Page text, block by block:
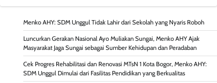
Menko AHY: SDM Unggul Tidak Lahir dari Sekolah yang Nyaris Roboh
Luncurkan Gerakan Nasional Ayo Muliakan Sungai, Menko AHY Ajak
Masyarakat Jaga Sungai sebagai Sumber Kehidupan dan Peradaban
Cek Progres Rehabilitasi dan Renovasi MTsN 1 Kota Bogor, Menko AHY:
SDM Unggul Dimulai dari Fasilitas Pendidikan yang Berkualitas